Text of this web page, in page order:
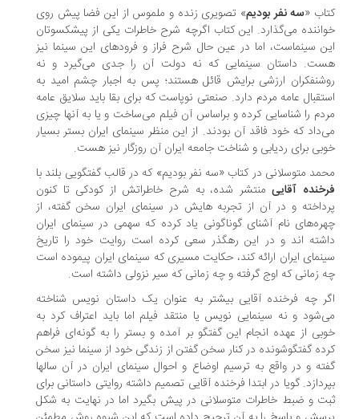
سه نفر بودیم» تصویری زنده و ملموس از این فضا پیش روی
می‌گذارد. این کتاب اگرچه شرح خاطرات یکی از پیشکسوتان
سینماست، اما در عین حال شرح فراز و فرودهای این سینما نیز
داستان سینمایی که نه دولت آن را جدی می‌گیرد و نه
ارزشی برایش قائل هستند؛ پس به اجبار چشم امید به
عامه مردم دارد. صنعتی نوپاست که برای بقا باید سلایق عامه
را شناسایی کرده و براساس آن فیلم می‌ساخت و یا به آنها چیزی
که خود فاقد آن بودند. از این منظر سینمای ایران بستر بسیار
برای ردیابی و شناخت جامعه ایران آن روزگار نیز هست.
متوسلانی در کتاب «سه نفر بودیم» که در قالب گفتگویی بلند با
آقایی منتشر شده، به شرح خاطراتش از کودکی تا کنون
و در آن از تجربه هایش در سینمای ایران سخن گفته، از
نام آشنای گوناگونی یاد کرده که سهمی در سینمای ایران
اند و در این رهگذر سعی کرده است روایت خود را تاریخ
ایران ارائه کند، حکایت مسیری که سینمای ایران پیموده است
زمانی که اوج گرفته و چه زمانی که سیر نزولی داشته است.
چه فرخنده آقایی بیشتر به عنوان یک داستان نویس شناخته
و نه سینمایی نویس یا منتقد فیلم اما باید اعتراف کرد به
از عهده انجام این گفتگو بر آمده و بستر را به گونه‌ای فراهم
گفتگوشونده در کنار سخن گفتن از زندگی خود از سینما نیز سخن
و در واقع به ترسیم اوضاع و احوال سینمای ایران در آن سالها
گویا در ابتدا فرخنده آقایی تصمیم داشته روایتی داستانی برای
و ضبط خاطرات متوسلانی در پیش بگیرد اما در نهایت به شکل